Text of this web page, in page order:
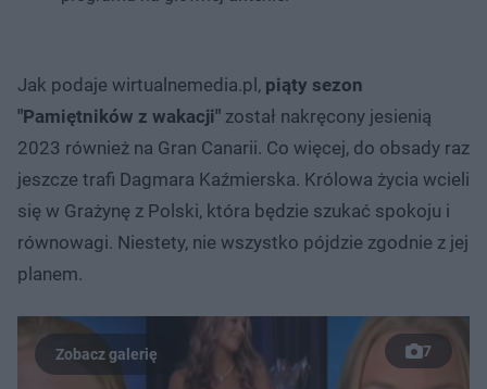
Jak podaje wirtualnemedia.pl, piąty sezon
"Pamiętników z wakacji" został nakręcony jesienią
2023 również na Gran Canarii. Co więcej, do obsady raz
jeszcze trafi Dagmara Kaźmierska. Królowa życia wcieli
się w Grażynę z Polski, która będzie szukać spokoju i
równowagi. Niestety, nie wszystko pójdzie zgodnie z jej
planem.
7